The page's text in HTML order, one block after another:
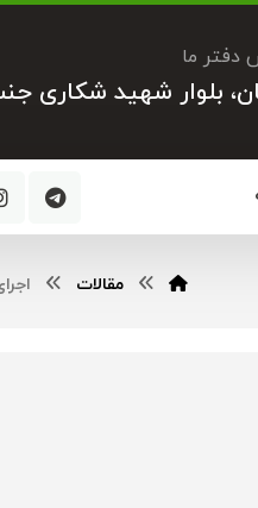
دفتر ما
بلوار شهید شکاری
مقالات